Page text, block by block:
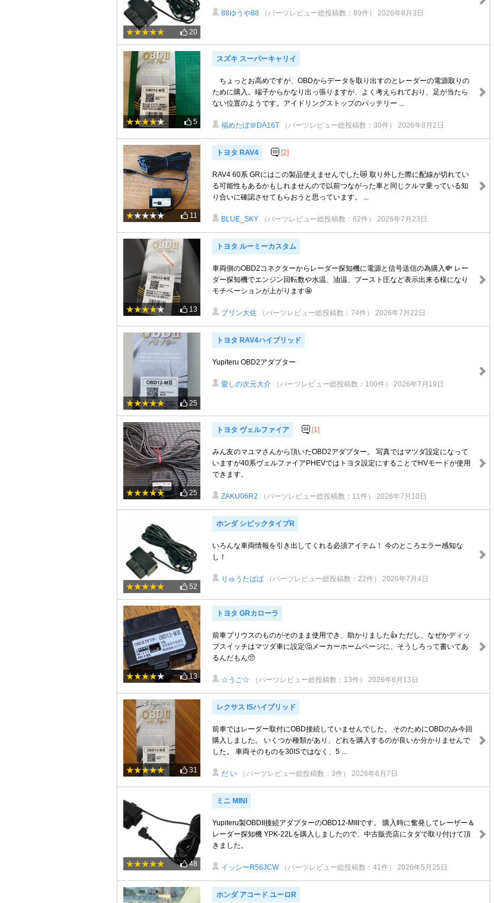
20
88ゆうや88 （パーツレビュー総投稿数：89件） 2026年8月3日
5
スズキ スーパーキャリイ
ちょっとお高めですが、OBDからデータを取り出すのとレーダーの電源取りの
ために購入。端子からかなり出っ張りますが、よく考えられており、足が当たら
ない位置のようです。アイドリングストップのバッテリー ...
福めたぼ＠DA16T （パーツレビュー総投稿数：30件） 2026年8月2日
11
トヨタ RAV4 [2]
RAV4 60系 GRにはこの製品使えませんでした😿 取り外した際に配線が切れてい
る可能性もあるかもしれませんので以前つながった車と同じクルマ乗っている知
り合いに確認させてもらおうと思っています。 ...
BLUE_SKY （パーツレビュー総投稿数：62件） 2026年7月23日
13
トヨタ ルーミーカスタム
車両側のOBD2コネクターからレーダー探知機に電源と信号送信の為購入💸 レー
ダー探知機でエンジン回転数や水温、油温、ブースト圧など表示出来る様になり
モチベーションが上がります🤩
プリン大佐 （パーツレビュー総投稿数：74件） 2026年7月22日
25
トヨタ RAV4ハイブリッド
Yupiteru OBD2アダプター
愛しの次元大介 （パーツレビュー総投稿数：100件） 2026年7月19日
25
トヨタ ヴェルファイア [1]
みん友のマユマさんから頂いたOBD2アダプター。 写真ではマツダ設定になって
いますが40系ヴェルファイアPHEVではトヨタ設定にすることでHVモードが使用
できます。
ZAKU06R2 （パーツレビュー総投稿数：11件） 2026年7月10日
52
ホンダ シビックタイプR
いろんな車両情報を引き出してくれる必須アイテム！ 今のところエラー感知な
し！
りゅうたぱぱ （パーツレビュー総投稿数：22件） 2026年7月4日
13
トヨタ GRカローラ
前車プリウスのものがそのまま使用でき、助かりました👍 ただし、なぜかディッ
プスイッチはマツダ車に設定🤔メーカーホームページに、そうしろって書いてあ
るんだもん🥺
☆うご☆ （パーツレビュー総投稿数：13件） 2026年6月13日
31
レクサス ISハイブリッド
前車ではレーダー取付にOBD接続していませんでした。 そのためにOBDのみ今回
購入しました。 いくつか種類があり、どれを購入するのが良いか分かりませんで
した。 車両そのものを30ISではなく、5 ...
だ い （パーツレビュー総投稿数：3件） 2026年6月7日
48
ミニ MINI
Yupiteru製OBDII接続アダプターのOBD12-MIIIです。 購入時に奮発してレーザー＆
レーダー探知機 YPK-22Lを購入しましたので、中古販売店にタダで取り付けて頂
きました。
イッシーR56JCW （パーツレビュー総投稿数：41件） 2026年5月25日
ホンダ アコード ユーロR